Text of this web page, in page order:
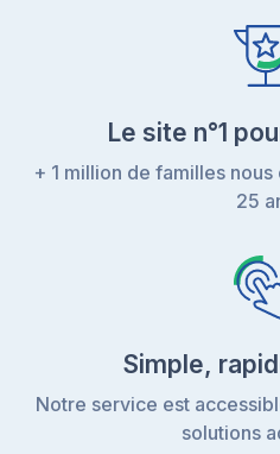
Le site n°1
+ 1 million de familles
25
Simple,
Notre service est
solutions